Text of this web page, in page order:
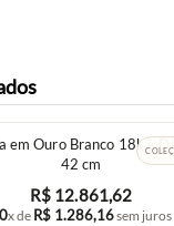
em Ouro Branco 18k e
42 cm
R$ 12.861,62
x de R$ 1.286,16sem juros